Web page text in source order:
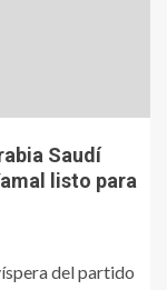
Saudí
listo para
del partido